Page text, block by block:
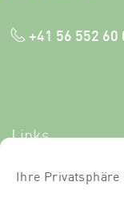
Ihre
+41 56 552 60
Links
Newsletter-